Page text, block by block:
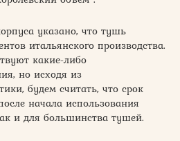
указано, что тушь
итальянского производства.
какие-либо
но исходя из
будем считать, что срок
начала использования
и для большинства тушей.